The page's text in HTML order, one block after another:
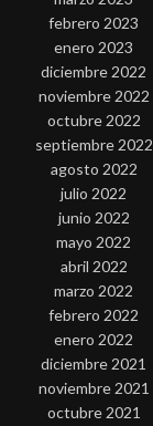
febrero 2023
enero 2023
diciembre 2022
noviembre 2022
octubre 2022
septiembre 2022
agosto 2022
julio 2022
junio 2022
mayo 2022
abril 2022
marzo 2022
febrero 2022
enero 2022
diciembre 2021
noviembre 2021
octubre 2021